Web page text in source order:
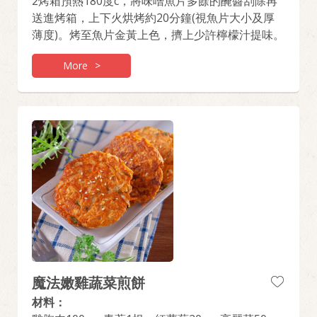
送進烤箱，上下火烘烤約20分鐘(視魚片大小及厚
薄度)。烤至魚片金黃上色，擠上少許檸檬汁提味。
More >
魔法嫩雞蔬菜煎餅
材料：